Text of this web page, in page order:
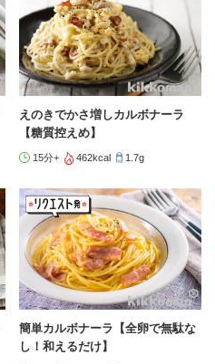
えのきでかさ増しカルボナーラ
【糖質控えめ】
15分+ 462kcal 1.7g
簡単カルボナーラ【全卵で無駄な
し！和えるだけ】